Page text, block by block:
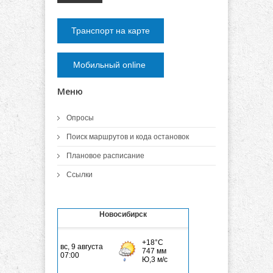
Транспорт на карте
Мобильный online
Меню
Опросы
Поиск маршрутов и кода остановок
Плановое расписание
Ссылки
Новосибирск